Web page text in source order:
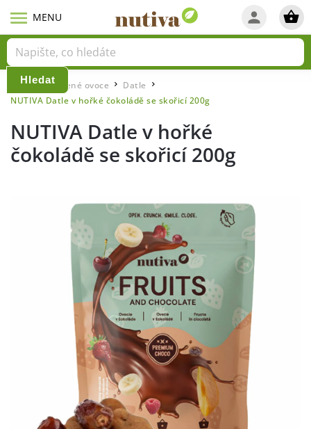
Hledat
Domů / Sušené ovoce / Datle
NUTIVA Datle v hořké čokoládě se skořicí 200g
NUTIVA Datle v hořké
čokoládě se skořicí 200g